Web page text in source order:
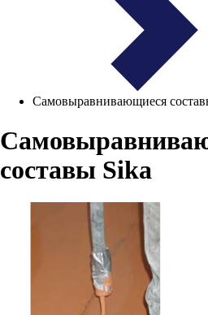
Самовыравнивающиеся
составы Sika